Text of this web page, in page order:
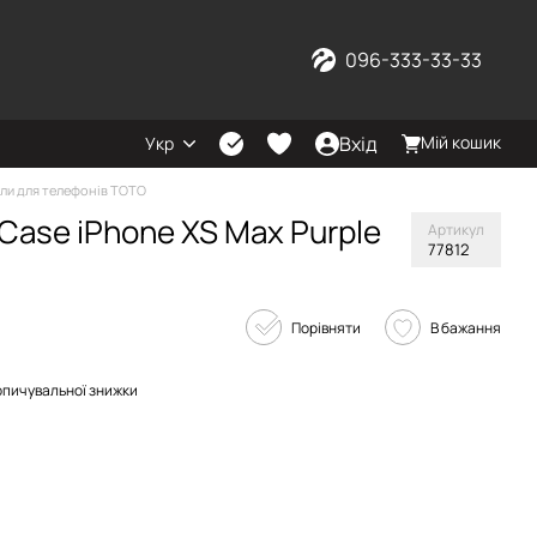
096-333-33-33
Укр Вхід Мій кошик
для телефонів TOTO
iPhone XS Max Purple Артикул
77812
Порівняти В бажання
знижки